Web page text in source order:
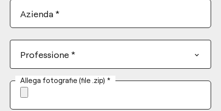
Azienda *
Professione *
Allega fotografie (file .zip) *